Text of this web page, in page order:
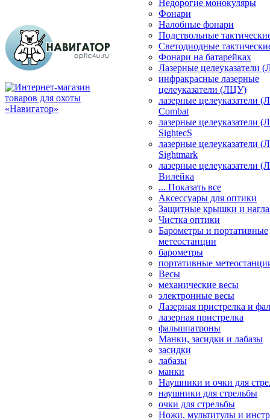
Недорогие монокуляры
Фонари
Налобные фонари
Подствольные
Светодиодные
Фонари на батарейках
Лазерные целеуказатели
инфракрасные лазерные
целеуказатели (ЛЦУ)
лазерные целеуказатели
Combat
лазерные целеуказатели
SightecS
лазерные целеуказатели
Sightmark
лазерные целеуказатели
Вилейка
... Показать все
Аксессуары для оптики
Защитные крышки и
Чистка оптики
Барометры и портативные
метеостанции
барометры
портативные
Весы
механические весы
электронные весы
Лазерная пристрелка и
лазерная пристрелка
фальшпатроны
Манки, засидки и лабазы
засидки
лабазы
манки
Наушники и очки для
наушники для стрельбы
очки для стрельбы
Ножи, мультитулы и